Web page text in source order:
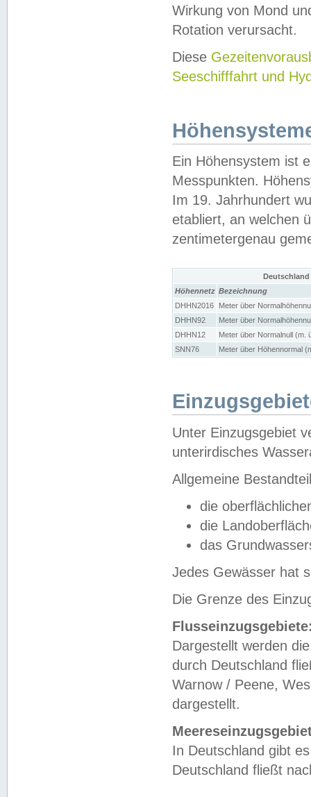
Wirkung von Mond
Rotation verursacht.
Diese
Seeschifffahrt und
Ein Höhensystem ist
Messpunkten.
Im 19. Jahrhundert
etabliert, an welchen
zentimetergenau
Höhennetz Bezeichnung
DHHN2016
Meter über
DHHN92
Meter über
DHHN12
Meter über Normalnull (m.
SNN76
Meter über Höhennormal
Unter Einzugsgebiet
unterirdisches
Allgemeine
die
die
das
Jedes Gewässer hat
Die Grenze des
Dargestellt werden
durch Deutschland
Warnow / Peene,
dargestellt.
In Deutschland gibt
Deutschland fließt